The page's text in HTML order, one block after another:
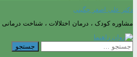
دکتر علی اصغر چگینی
مشاوره کودک ، درمان اختلالات ، شناخت درمانی
جستجو
برای: